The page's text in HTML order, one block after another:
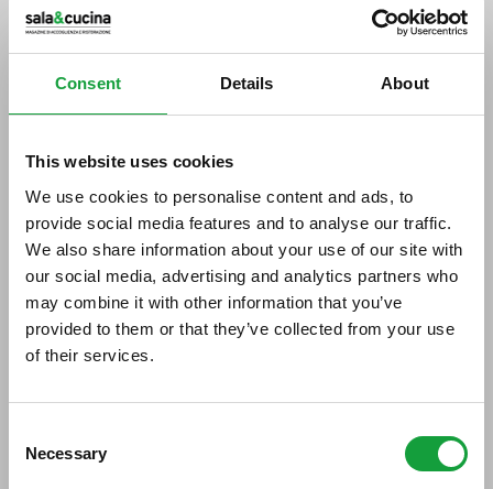
Consent Details About
This website uses cookies
We use cookies to personalise content and ads, to
provide social media features and to analyse our traffic.
We also share information about your use of our site with
our social media, advertising and analytics partners who
may combine it with other information that you’ve
provided to them or that they’ve collected from your use
of their services.
Selection
Necessary
Fiordilatte
Stampa
ISCRIVITI ALLA NEWSLETTER
Resta aggiornato su tutte le ultime novita nel campo